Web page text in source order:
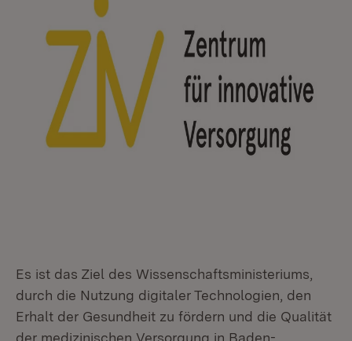
Es ist das Ziel des Wissenschaftsministeriums,
durch die Nutzung digitaler Technologien, den
Erhalt der Gesundheit zu fördern und die Qualität
der medizinischen Versorgung in Baden-